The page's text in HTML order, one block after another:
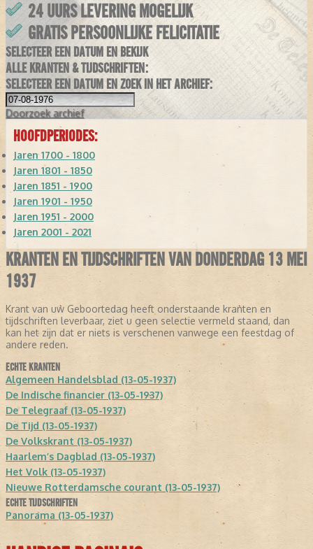
24 UURS LEVERING MOGELIJK
GRATIS PERSOONLIJKE FELICITATIE
SELECTEER EEN DATUM EN BEKIJK
ALLE KRANTEN & TIJDSCHRIFTEN:
SELECTEER EEN DATUM EN ZOEK IN HET ARCHIEF:
Doorzoek archief
HOOFDPERIODES:
Jaren 1700 - 1800
Jaren 1801 - 1850
Jaren 1851 - 1900
Jaren 1901 - 1950
Jaren 1951 - 2000
Jaren 2001 - 2021
KRANTEN EN TIJDSCHRIFTEN VAN DONDERDAG 13 MEI
1937
Krant van uw Geboortedag heeft onderstaande kranten en
tijdschriften leverbaar, ziet u geen selectie vermeld staand, dan
kan het zijn dat er niets is verschenen vanwege een feestdag of
andere reden.
ECHTE KRANTEN
Algemeen Handelsblad (13-05-1937)
De Indische financier (13-05-1937)
De Telegraaf (13-05-1937)
De Tijd (13-05-1937)
De Volkskrant (13-05-1937)
Haarlem’s Dagblad (13-05-1937)
Het Volk (13-05-1937)
Nieuwe Rotterdamsche courant (13-05-1937)
ECHTE TIJDSCHRIFTEN
Panorama (13-05-1937)